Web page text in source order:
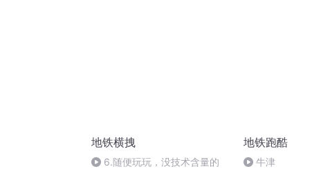
地铁横拽
6.随便玩玩，没技术含量的
地铁跑酷
牛津